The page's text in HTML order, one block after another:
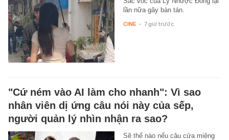
lần nữa gây bàn tán.
CINE - 7 giờ trước
"Cứ ném vào AI làm cho nhanh": Vì sao
nhân viên dị ứng câu nói này của sếp,
người quản lý nhìn nhận ra sao?
Sẽ thế nào nếu câu cửa miệng